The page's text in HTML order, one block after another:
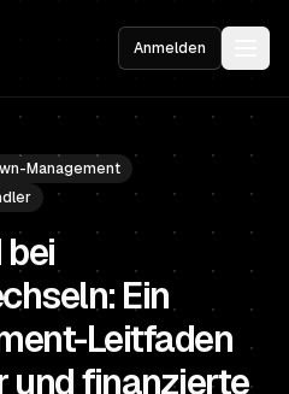
Anmelden
Management
Ein
Leitfaden
und finanzierte